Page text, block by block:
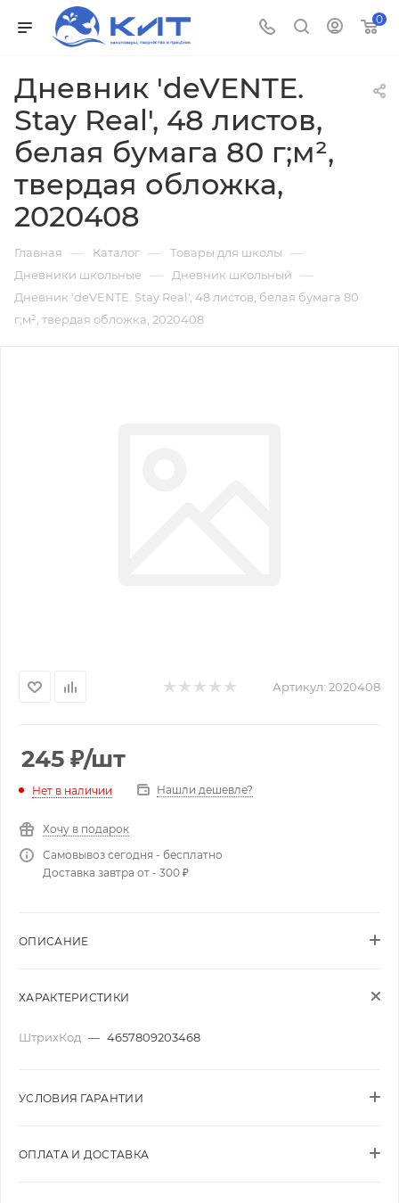
0
Дневник 'deVENTE.
Stay Real', 48 листов,
белая бумага 80 г;м²,
твердая обложка,
2020408
Главная — Каталог — Товары для школы —
Дневники школьные — Дневник школьный —
Дневник 'deVENTE. Stay Real', 48 листов, белая бумага 80
г;м², твердая обложка, 2020408
Артикул: 2020408
245 ₽/шт
Нет в наличии Нашли дешевле?
Хочу в подарок
Самовывоз сегодня - бесплатно
Доставка завтра от - 300 ₽
ОПИСАНИЕ
ХАРАКТЕРИСТИКИ
ШтрихКод — 4657809203468
УСЛОВИЯ ГАРАНТИИ
ОПЛАТА И ДОСТАВКА